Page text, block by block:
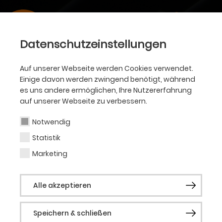
Datenschutzeinstellungen
Auf unserer Webseite werden Cookies verwendet.
Einige davon werden zwingend benötigt, während
es uns andere ermöglichen, Ihre Nutzererfahrung
auf unserer Webseite zu verbessern.
Notwendig
Statistik
Marketing
Alle akzeptieren
Speichern & schließen
BALLETT • PREMIERE/URAUFFÜHRUNG •